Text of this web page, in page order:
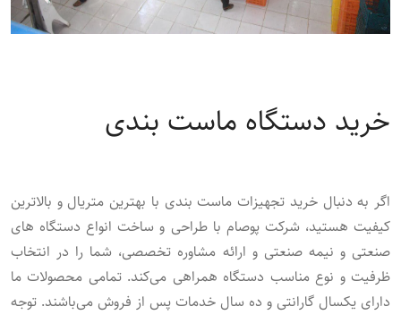
خرید دستگاه ماست‌ بندی
اگر به دنبال خرید تجهیزات ماست ‌بندی با بهترین متریال و بالاترین
کیفیت هستید، شرکت پوصام با طراحی و ساخت انواع دستگاه های
صنعتی و نیمه صنعتی و ارائه مشاوره تخصصی، شما را در انتخاب
ظرفیت و نوع مناسب دستگاه همراهی می‌کند. تمامی محصولات ما
دارای یکسال گارانتی و ده سال خدمات پس از فروش می‌باشند. توجه